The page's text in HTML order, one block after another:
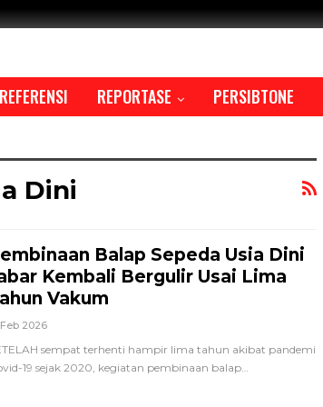
REFERENSI REPORTASE PERSIBTONE
Dini
Balap Sepeda Usia Dini
Kembali Bergulir Usai Lima
Vakum
Feb 2026
sempat terhenti hampir lima tahun akibat pandemi
19 sejak 2020, kegiatan pembinaan balap…
REPORTASE